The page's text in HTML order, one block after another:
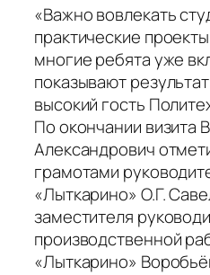
«Важно вовлекать
практические
многие ребята уже
показывают
высокий гость
По окончании визита
Александрович
грамотами
«Лыткарино» О.Г.
заместителя
производственной
«Лыткарино»